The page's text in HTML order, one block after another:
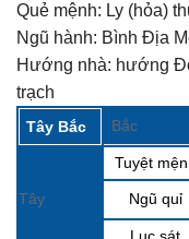
Quẻ mệnh: Ly (hỏa)
Ngũ hành: Bình Địa
Hướng nhà: hướng
trạch
Tây Bắc Bắc
Tây
Tuyệt
Ngũ quỉ